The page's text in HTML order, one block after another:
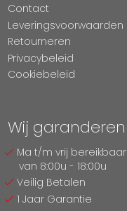
Contact
Leveringsvoorwaarden
Retourneren
Privacybeleid
Cookiebeleid
Wij garanderen
Ma t/m vrij bereikbaar
van 8:00u - 18:00u
Veilig Betalen
1 Jaar Garantie